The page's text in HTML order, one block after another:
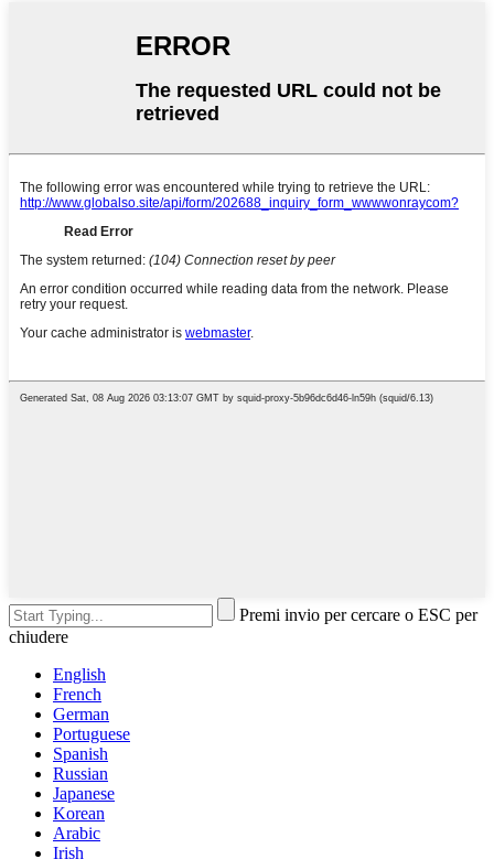
Premi invio per cercare o ESC per
chiudere
English
French
German
Portuguese
Spanish
Russian
Japanese
Korean
Arabic
Irish